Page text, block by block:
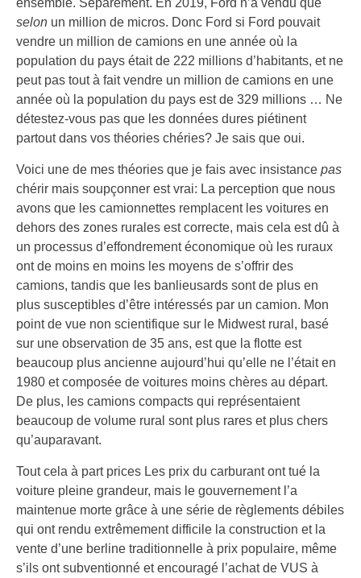
ensemble. Séparément. En 2019, Ford n’a vendu que
selon un million de micros. Donc Ford si Ford pouvait
vendre un million de camions en une année où la
population du pays était de 222 millions d’habitants, et ne
peut pas tout à fait vendre un million de camions en une
année où la population du pays est de 329 millions … Ne
détestez-vous pas que les données dures piétinent
partout dans vos théories chéries? Je sais que oui.
Voici une de mes théories que je fais avec insistance pas
chérir mais soupçonner est vrai: La perception que nous
avons que les camionnettes remplacent les voitures en
dehors des zones rurales est correcte, mais cela est dû à
un processus d’effondrement économique où les ruraux
ont de moins en moins les moyens de s’offrir des
camions, tandis que les banlieusards sont de plus en
plus susceptibles d’être intéressés par un camion. Mon
point de vue non scientifique sur le Midwest rural, basé
sur une observation de 35 ans, est que la flotte est
beaucoup plus ancienne aujourd’hui qu’elle ne l’était en
1980 et composée de voitures moins chères au départ.
De plus, les camions compacts qui représentaient
beaucoup de volume rural sont plus rares et plus chers
qu’auparavant.
Tout cela à part prices Les prix du carburant ont tué la
voiture pleine grandeur, mais le gouvernement l’a
maintenue morte grâce à une série de règlements débiles
qui ont rendu extrêmement difficile la construction et la
vente d’une berline traditionnelle à prix populaire, même
s’ils ont subventionné et encouragé l’achat de VUS à